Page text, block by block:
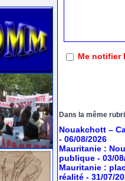
Me notifier
Dans la même
Nouakchott –
- 06/08/2026
Mauritanie :
publique - 03/
Mauritanie :
réalité - 31/07/